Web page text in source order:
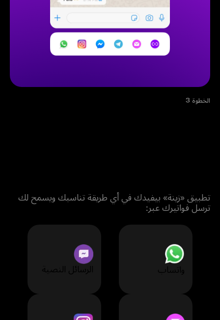
الخطوة 3
تطبيق «زينة» بيفيدك في أي طريقة تناسبك ويسمح لك
ترسل فواتيرك عبر:
واتساب الرسائل النصية